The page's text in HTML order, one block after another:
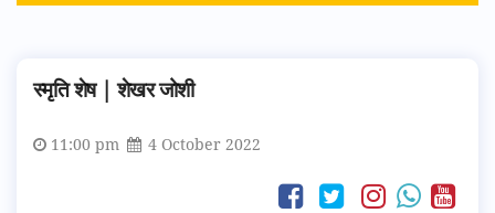
स्मृति शेष | शेखर जोशी
11:00 pm 4 October 2022